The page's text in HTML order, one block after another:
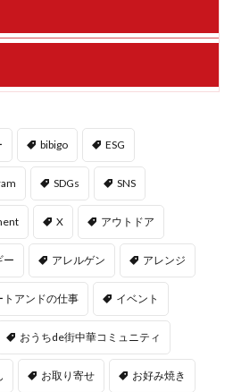
bibigo ESG
SDGs SNS
X アウトドア
ー アレルゲン アレンジ
トアンドの仕事 イベント
おうちde街中華コミュニティ
お取り寄せ お好み焼き